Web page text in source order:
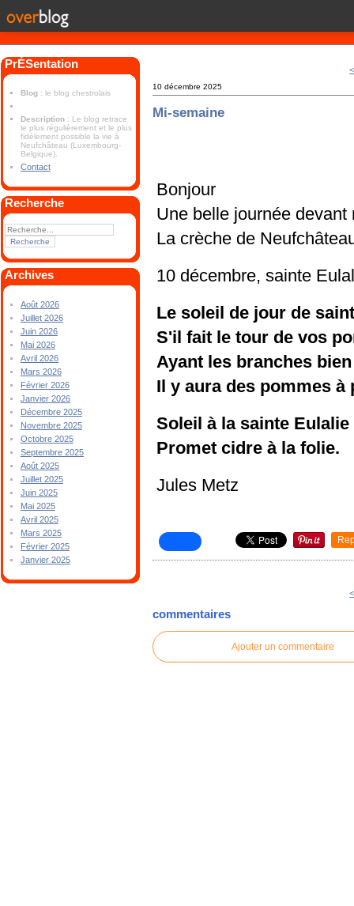
PrÉSentation
Blog : le blog chestrolais
Description : Le blog retrace
le plus régulièrement et le plus
fidèlement possible la vie à
Neufchâteau (Luxembourg-
Belgique).
Contact
Recherche
Archives
Août 2026
Juillet 2026
Juin 2026
Mai 2026
Avril 2026
Mars 2026
Février 2026
Janvier 2026
Décembre 2025
Novembre 2025
Octobre 2025
Septembre 2025
Août 2025
Juillet 2025
Juin 2025
Mai 2025
Avril 2025
Mars 2025
Février 2025
Janvier 2025
10 décembre 2025
Mi-semaine
Bonjour
Une belle journée devant
La crèche de
10 décembre, sainte
Le soleil de jour de
S'il fait le tour de vos
Ayant les branches
Il y aura des pommes à
Soleil à la sainte Eulalie
Promet cidre à la folie.
Jules Metz
commentaires
Ajouter un commentaire